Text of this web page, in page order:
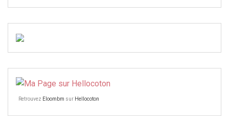
Retrouvez Eloombm sur Hellocoton